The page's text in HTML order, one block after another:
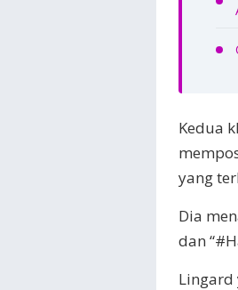
Kedua
yang
Dia
dan
Lingard